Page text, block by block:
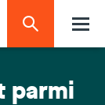
parmi